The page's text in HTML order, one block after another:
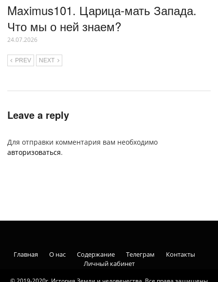
Maximus101. Царица-мать Запада.
Что мы о ней знаем?
24.07.2026
PREV NEXT
Leave a reply
Для отправки комментария вам необходимо
авторизоваться.
Главная О нас Содержание Телеграм
Контакты
Личный кабинет